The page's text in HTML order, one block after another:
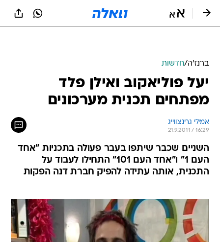
ברנז'ה/חדשות
יעל פוליאקוב ואילן פלד
מפתחים תכנית מערכונים
אמילי גרינצווייג
21.9.2011 / 16:29
השניים שכבר שיתפו בעבר פעולה בתכניות "אחד
העם 1" ו"אחד העם 101" התחילו לעבוד על
התכנית, אותה עתידה להפיק חברת דנה הפקות